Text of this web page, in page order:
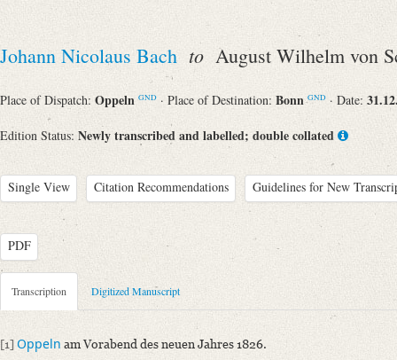
Johann Nicolaus Bach to August Wilhelm von
Place of Dispatch: Oppeln GND · Place of Destination: BonnGND · Date:
Edition Status: Newly transcribed and labelled; double collated
Single View Citation Recommendations Guidelines for New
PDF
Metadata Concerning Header
Sender: Johann Nicolaus Bach
Recipient: August Wilhelm von Schlegel
Transcription Digitized Manuscript
[1] Oppeln am Vorabend des neuen Jahres 1826.